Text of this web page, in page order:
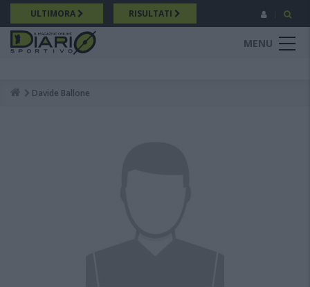
Salta
al
contenuto
principale
ULTIMORA RISULTATI
MENU
Breadcrumb
Davide Ballone